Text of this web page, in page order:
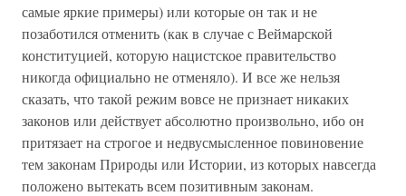
самые яркие примеры) или которые он так и не
позаботился отменить (как в случае с Веймарской
конституцией, которую нацистское правительство
никогда официально не отменяло). И все же нельзя
сказать, что такой режим вовсе не признает никаких
законов или действует абсолютно произвольно, ибо он
притязает на строгое и недвусмысленное повиновение
тем законам Природы или Истории, из которых навсегда
положено вытекать всем позитивным законам.